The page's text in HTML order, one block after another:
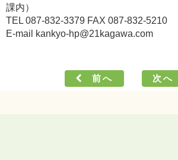
課内）
TEL 087-832-3379 FAX 087-832-5210
E-mail kankyo-hp@21kagawa.com
前へ 次へ